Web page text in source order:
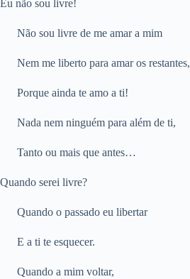
Eu não sou livre!
Não sou livre de me amar a mim
Nem me liberto para amar os restantes,
Porque ainda te amo a ti!
Nada nem ninguém para além de ti,
Tanto ou mais que antes…
Quando serei livre?
Quando o passado eu libertar
E a ti te esquecer.
Quando a mim voltar,